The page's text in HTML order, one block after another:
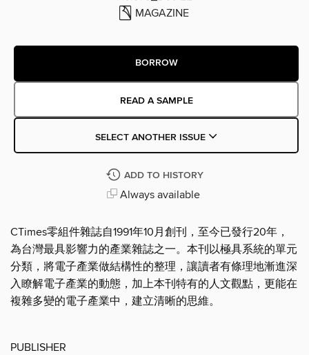
MAGAZINE
BORROW
READ A SAMPLE
SELECT ANOTHER ISSUE
ADD TO HISTORY
Always available
CTimes零組件雜誌自1991年10月創刊，至今已發行20年，
為台灣最具影響力的產業雜誌之一。本刊以極具系統的單元
分類，將電子產業做結構性的整理，讓讀者有條理地漸進深
入瞭解電子產業的動態，加上本刊特有的人文觀點，更能在
複雜多變的電子產業中，建立清晰的思維。
PUBLISHER